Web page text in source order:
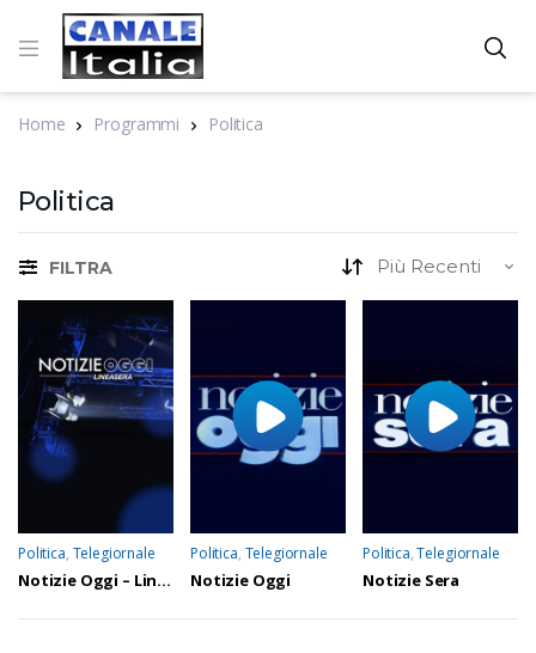
Home Programmi Politica
Politica
FILTRA
Politica, Telegiornale
Notizie Oggi – Linea Sera
Politica, Telegiornale
Notizie Oggi
Politica,Telegiornale
Notizie Sera